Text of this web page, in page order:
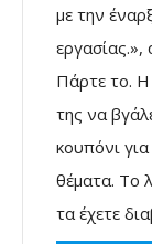
με την
Πάρτε το. Η
της να
κουπόνι
θέματα. Το
τα έχετε